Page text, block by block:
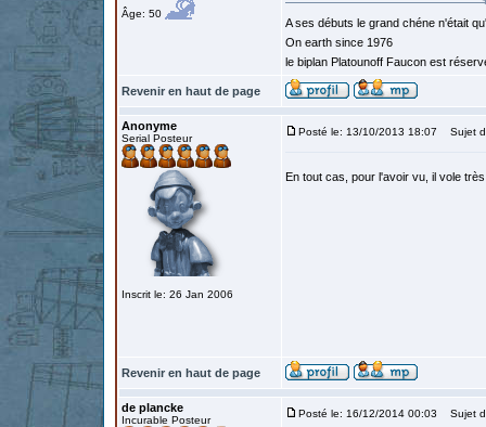
Âge: 50
A ses débuts le grand chéne n'était
On earth since 1976
le biplan Platounoff Faucon est
Revenir en haut de page
Anonyme
Serial Posteur
Inscrit le: 26 Jan 2006
Posté le: 13/10/2013 18:07 Sujet
En tout cas, pour l'avoir vu, il vole
Revenir en haut de page
de plancke
Incurable Posteur
Posté le: 16/12/2014 00:03 Sujet